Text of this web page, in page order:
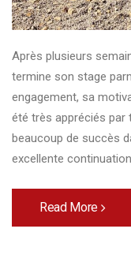
Après plusieurs
termine son stage
engagement, sa
été très appréciés par
beaucoup de succès
excellente
Read More